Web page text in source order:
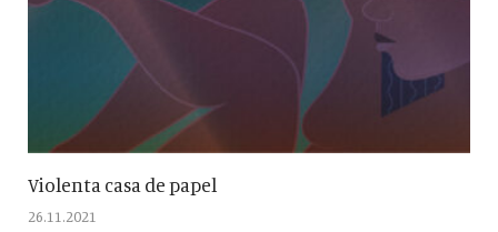
Violenta casa de papel
26.11.2021